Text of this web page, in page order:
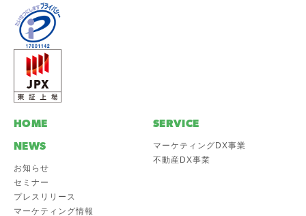
HOME
NEWS
お知らせ
セミナー
プレスリリース
マーケティング情報
SERVICE
マーケティングDX事業
不動産DX事業